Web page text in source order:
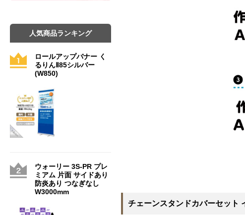
チェーンスタンドカバーセット
人気商品ランキング
ロールアップバナー く
るりんⅡ85シルバー
(W850)
ウォーリー 3S-PR プレ
ミアム 片面 サイドあり
防炎あり つなぎなし
W3000mm